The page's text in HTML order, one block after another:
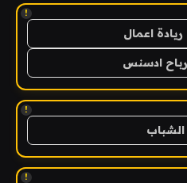
!
ريادة اعمال
ادسنس
!
الشباب
!